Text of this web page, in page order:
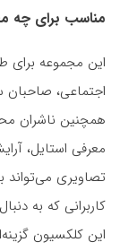
مناسب برای چه
این مجموعه برای
اجتماعی، صاحبان
همچنین ناشران
معرفی استایل،
تصاویری می‌تواند
کاربرانی که به
این کلکسیون